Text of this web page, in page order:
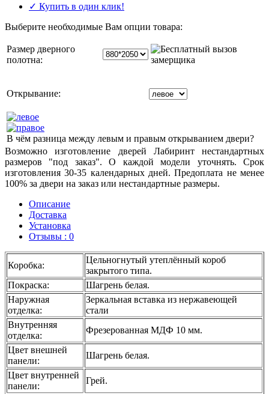
✓ Купить в один клик!
Выберите необходимые Вам опции товара:
Размер дверного
полотна:
Открывание:
В чём разница между левым и правым открыванием двери?
Возможно изготовление дверей Лабиринт нестандартных
размеров "под заказ". О каждой модели уточнять. Срок
изготовления 30-35 календарных дней. Предоплата не менее
100% за двери на заказ или нестандартные размеры.
Описание
Доставка
Установка
Отзывы : 0
Коробка:
Цельногнутый утеплённый короб
закрытого типа.
Покраска:
Шагрень белая.
Наружная
отделка:
Зеркальная вставка из нержавеющей
стали
Внутренняя
отделка:
Фрезерованная МДФ 10 мм.
Цвет внешней
панели:
Шагрень белая.
Цвет внутренней
панели:
Грей.